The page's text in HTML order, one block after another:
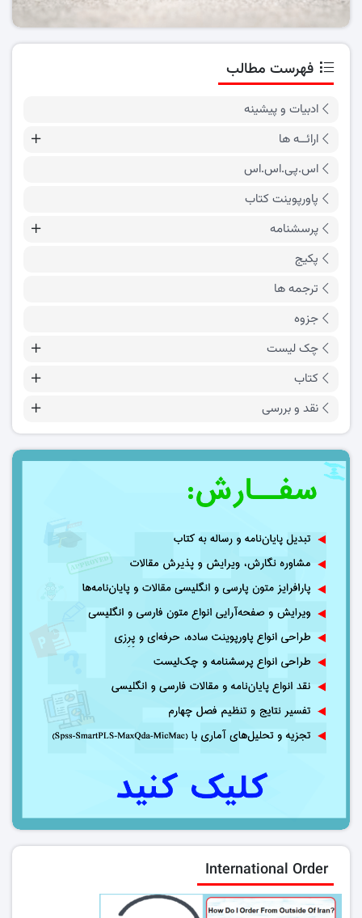
فهرست مطالب
ادبیات و پیشینه
ارائــه ها
اس.پی.اس.اس
پاورپوینت کتاب
پرسشنامه
پکیج
ترجمه ها
جزوه
چک لیست
کتاب
نقد و بررسی
International Order